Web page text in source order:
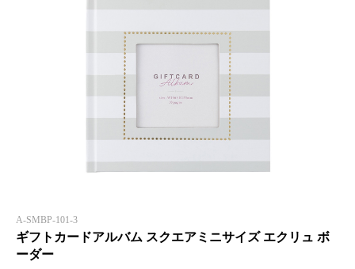
A-SMBP-101-3
ギフトカードアルバム スクエアミニサイズ エクリュ ボ
ーダー